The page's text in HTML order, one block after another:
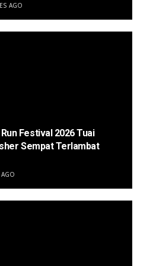
AGO
Festival 2026 Tuai
Sempat Terlambat